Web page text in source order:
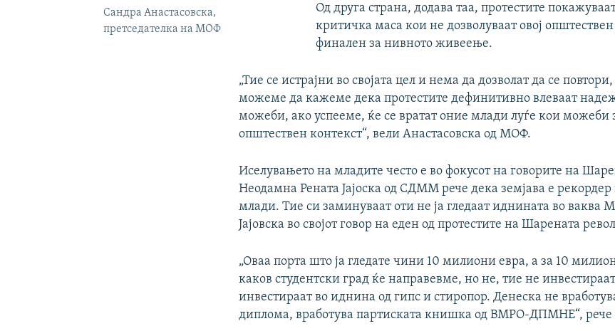
Сандра Анастасовска,
претседателка на МОФ
Од друга страна, додава таа, протестите
критичка маса кои не дозволуваат овој
финален за нивното живеење.
„Тие се истрајни во својата цел и нема да дозволат да се
можеме да кажеме дека протестите дефинитивно влеваат
можеби, ако успееме, ќе се вратат оние млади луѓе кои можеби
општествен контекст“, вели Анастасовска од МОФ.
Иселувањето на младите често е во фокусот на говорите на
Неодамна Рената Јајоска од СДММ рече дека земјава е
млади. Тие си заминуваат оти не ја гледаат иднината во ваква
Јајовска во својот говор на еден од протестите на Шарената
„Оваа порта што ја гледате чини 10 милиони евра, а за 10
каков студентски град ќе направевме, но не, тие не
инвестираат во иднина од гипс и стиропор. Денеска не
диплома, вработува партиската книшка од ВМРО-ДПМНЕ“, рече